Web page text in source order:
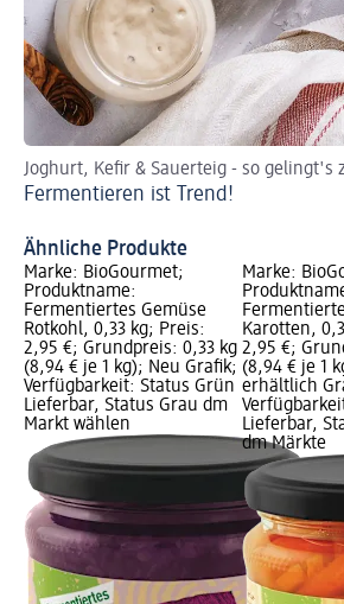
Joghurt, Kefir & Sauerteig - so gelingt's
Fermentieren ist Trend!
Ähnliche Produkte
Marke: BioGourmet;
Produktname:
Fermentiertes Gemüse
Rotkohl, 0,33 kg; Preis:
2,95 €; Grundpreis: 0,33 kg
(8,94 € je 1 kg); Neu Grafik;
Verfügbarkeit: Status Grün
Lieferbar, Status Grau dm
Markt wählen
Marke:
Karotten,
2,95 €;
(8,94 € je 1
erhältlich
Lieferbar,
dm Märkte